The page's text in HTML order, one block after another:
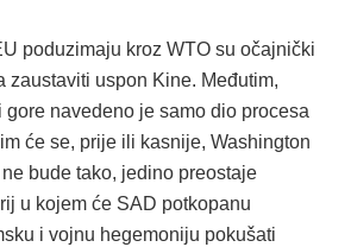
poduzimaju kroz WTO su očajnički
zaustaviti uspon Kine. Međutim,
gore navedeno je samo dio procesa
će se, prije ili kasnije, Washington
bude tako, jedino preostaje
u kojem će SAD potkopanu
i vojnu hegemoniju pokušati